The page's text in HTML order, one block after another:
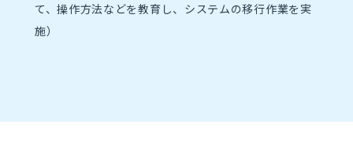
キャリア採用
て、操作方法などを教育し、システムの移行作業を実
施）